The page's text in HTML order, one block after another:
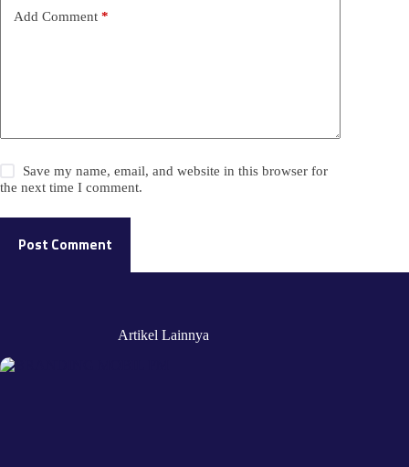
Add Comment *
Save my name, email, and website in this browser for
the next time I comment.
Post Comment
Artikel Lainnya